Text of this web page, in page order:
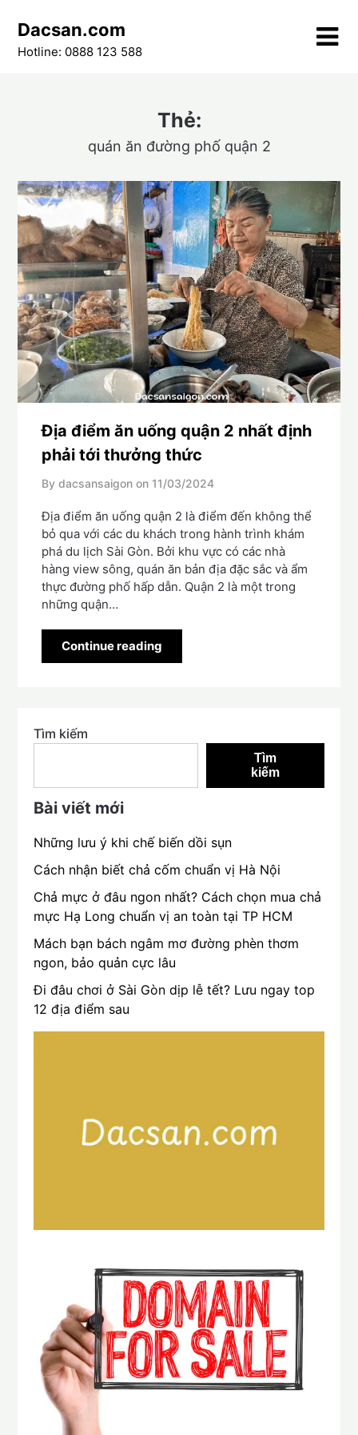
content
Dacsan.com
Hotline: 0888 123 588
Thẻ:
quán ăn đường phố quận 2
Địa điểm ăn uống quận 2 nhất định
phải tới thưởng thức
By dacsansaigon on 11/03/2024
Địa điểm ăn uống quận 2 là điểm đến không thể
bỏ qua với các du khách trong hành trình khám
phá du lịch Sài Gòn. Bởi khu vực có các nhà
hàng view sông, quán ăn bản địa đặc sắc và ẩm
thực đường phố hấp dẫn. Quận 2 là một trong
những quận…
Continue reading
Tìm kiếm
Tìm
kiếm
Bài viết mới
Những lưu ý khi chế biến dồi sụn
Cách nhận biết chả cốm chuẩn vị Hà Nội
Chả mực ở đâu ngon nhất? Cách chọn mua chả
mực Hạ Long chuẩn vị an toàn tại TP HCM
Mách bạn bách ngâm mơ đường phèn thơm
ngon, bảo quản cực lâu
Đi đâu chơi ở Sài Gòn dịp lễ tết? Lưu ngay top
12 địa điểm sau